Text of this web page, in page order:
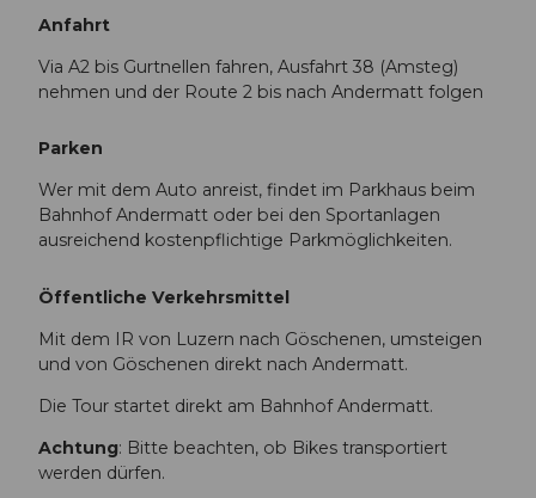
Anfahrt
Via A2 bis Gurtnellen fahren, Ausfahrt 38 (Amsteg)
nehmen und der Route 2 bis nach Andermatt folgen
Parken
Wer mit dem Auto anreist, findet im Parkhaus beim
Bahnhof Andermatt oder bei den Sportanlagen
ausreichend kostenpflichtige Parkmöglichkeiten.
Öffentliche Verkehrsmittel
Mit dem IR von Luzern nach Göschenen, umsteigen
und von Göschenen direkt nach Andermatt.
Die Tour startet direkt am Bahnhof Andermatt.
Achtung: Bitte beachten, ob Bikes transportiert
werden dürfen.